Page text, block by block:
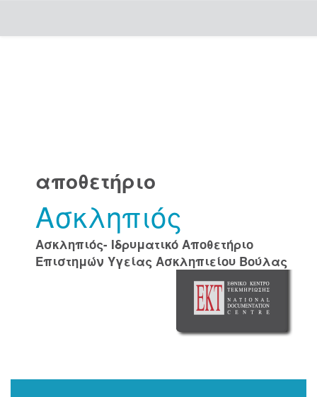
αποθετήριο
Ασκληπιός
Ασκληπιός- Ιδρυματικό Αποθετήριο
Επιστημών Υγείας Ασκληπιείου Βούλας